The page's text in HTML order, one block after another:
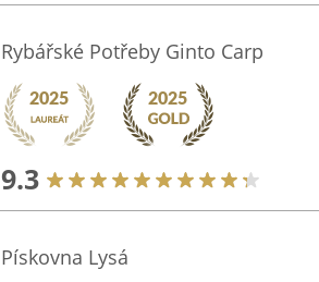
Rybářské Potřeby Ginto Carp
9.3
Pískovna Lysá